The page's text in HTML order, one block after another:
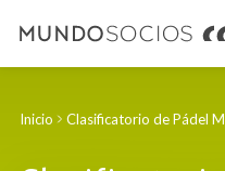
Inicio Clasificatorio de Pádel